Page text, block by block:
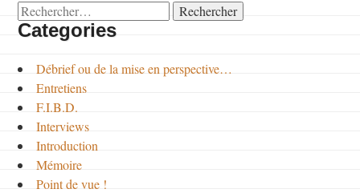
Rechercher :
Categories
Débrief ou de la mise en perspective…
Entretiens
F.I.B.D.
Interviews
Introduction
Mémoire
Point de vue !